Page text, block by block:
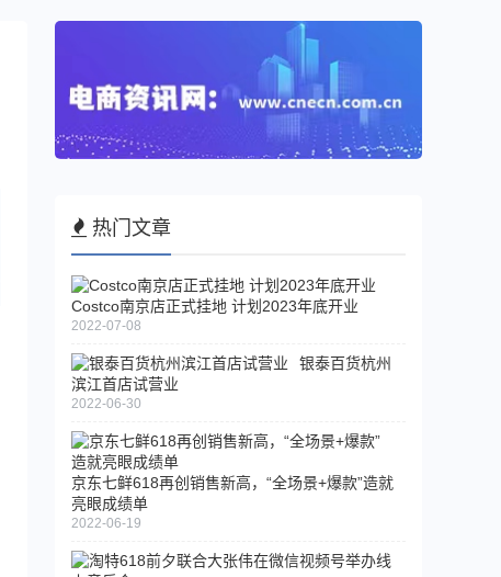
热门文章
Costco南京店正式挂地 计划2023年底开业
2022-07-08
银泰百货杭州
滨江首店试营业
2022-06-30
京东七鲜618再创销售新高，“全场景+爆款”造就
亮眼成绩单
2022-06-19